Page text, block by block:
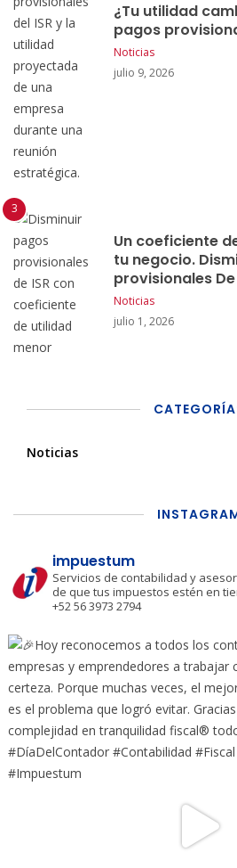
¿Tu utilidad
pagos
Noticias
julio 9, 2026
Un coeficiente
tu negocio.
provisionales De
Noticias
julio 1, 2026
Noticias
impuestum
Servicios de contabilidad y
de que tus impuestos estén en
+52 56 3973 2794